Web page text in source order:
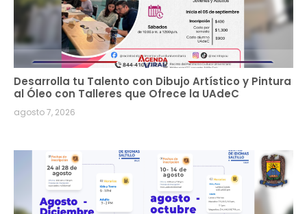
Desarrolla tu Talento con Dibujo Artístico y Pintura
al Óleo con Talleres que Ofrece la UAdeC
agosto 7, 2026